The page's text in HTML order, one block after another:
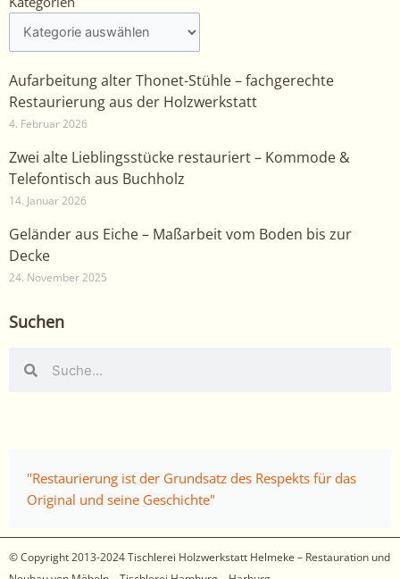
Aufarbeitung alter Thonet-Stühle – fachgerechte
Restaurierung aus der Holzwerkstatt
4. Februar 2026
Zwei alte Lieblingsstücke restauriert – Kommode &
Telefontisch aus Buchholz
14. Januar 2026
Geländer aus Eiche – Maßarbeit vom Boden bis zur
Decke
24. November 2025
Suchen
"Restaurierung ist der Grundsatz des Respekts für das
Original und seine Geschichte"
© Copyright 2013-2024Tischlerei Holzwerkstatt Helmeke – Restauration und